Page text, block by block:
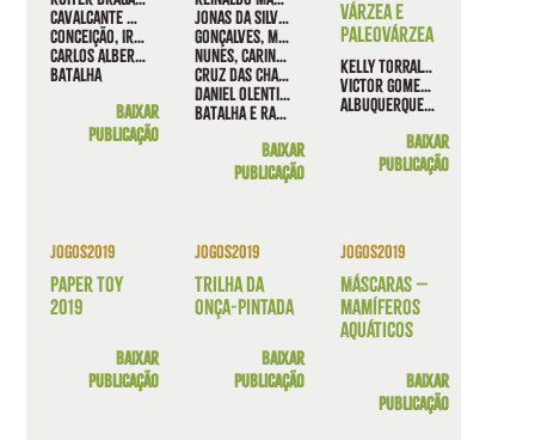
Cavalcante Marinho, Jonas da Silva Batista, Reinaldo Marinho da
Conceição, Iranir Carlos Cruz das Chagas, Brenda de Meireles Lima,
Carlos Alberto Correia Bezerra, Ney Bezerra de Souza e Yvina da Silva
Batalha
Baixar
publicação
Jonas da Silva Batista, Alcimara Cordeiro de Lima, Ana Cláudia Torres
Gonçalves, Maria Cecília Gomes, Emilia do Socorro Conceição, de Lima
Nunes, Carina Martins de Moraes, Brenda de Meireles Lima, Iranir Carlos
cruz das Chagas, Carlos Alberto Correia Bezerra, Ruiter Braga da Silva,
Daniel Olentino Brito de Souza, Ney Bezerra de Souza, Yvina da Silva
Batalha e Rafaela Dias Lopes
Baixar
publicação
várzea e
paleovárzea
Kelly Torralvo, Rickelmy Holanda, João
Victor Gomes do Nascimento, Alayne
Albuquerque e Igor Yuri Fernandes
Baixar
publicação
Jogos2019
Paper toy
2019
Baixar
publicação
Jogos2019
Trilha da
onça-pintada
Baixar
publicação
Jogos2019
Máscaras –
mamí­feros
aquáticos
Baixar
publicação